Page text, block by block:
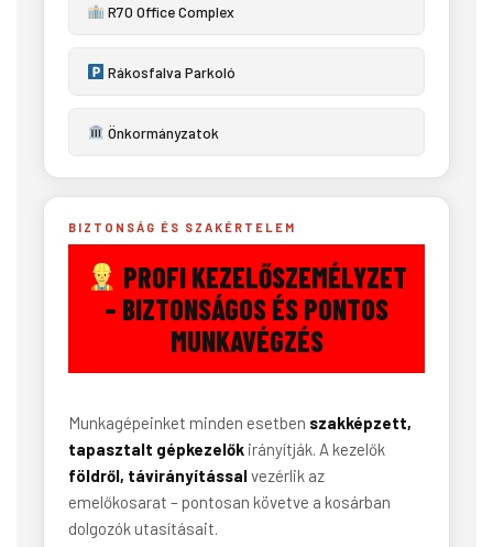
R70 Office Complex
Rákosfalva Parkoló
Önkormányzatok
BIZTONSÁG ÉS SZAKÉRTELEM
PROFI KEZELŐSZEMÉLYZET
– BIZTONSÁGOS ÉS PONTOS
MUNKAVÉGZÉS
Munkagépeinket minden esetben szakképzett,
tapasztalt gépkezelők irányítják. A kezelők
földről, távirányítássalvezérlik az
emelőkosarat – pontosan követve a kosárban
dolgozók utasításait.